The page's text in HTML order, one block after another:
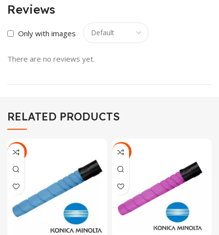
Reviews
Only with images
There are no reviews yet.
RELATED PRODUCTS
-22% -19%